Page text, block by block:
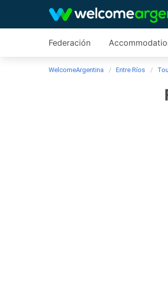
Federación
WelcomeArgentina Entre Ríos